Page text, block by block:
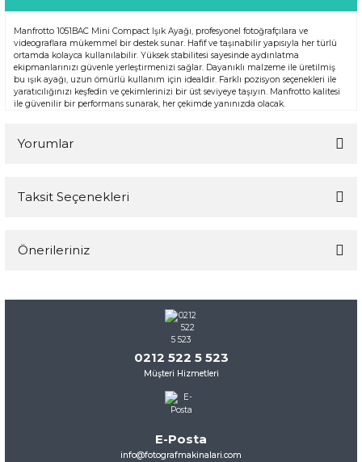
Manfrotto 1051BAC Mini Compact Işık Ayağı, profesyonel fotoğrafçılara ve
videograflara mükemmel bir destek sunar. Hafif ve taşınabilir yapısıyla her türlü
ortamda kolayca kullanılabilir. Yüksek stabilitesi sayesinde aydınlatma
ekipmanlarınızı güvenle yerleştirmenizi sağlar. Dayanıklı malzeme ile üretilmiş
bu ışık ayağı, uzun ömürlü kullanım için idealdir. Farklı pozisyon seçenekleri ile
yaratıcılığınızı keşfedin ve çekimlerinizi bir üst seviyeye taşıyın. Manfrotto kalitesi
ile güvenilir bir performans sunarak, her çekimde yanınızda olacak.
Yorumlar
Taksit Seçenekleri
Önerileriniz
konularda yetersiz gördüğünüz noktaları öneri formunu
kullanarak tarafımıza iletebilirsiniz.
Görüş ve önerileriniz için teşekkür ederiz.
Ürün resmi kalitesiz, bozuk veya görüntülenemiyor.
Ürün açıklamasında eksik bilgiler bulunuyor.
Ürün fiyatı diğer sitelerden daha pahalı.
0212 522 5 523
Müşteri Hizmetleri
E-Posta
info@fotografmakinalari.com